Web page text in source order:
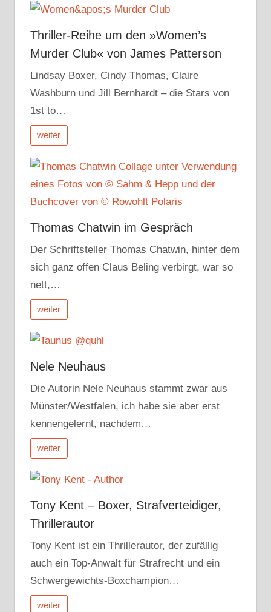
Thriller-Reihe um den »Women’s
Murder Club« von James Patterson
Lindsay Boxer, Cindy Thomas, Claire
Washburn und Jill Bernhardt – die Stars von
1st to…
weiter
Thomas Chatwin im Gespräch
Der Schriftsteller Thomas Chatwin, hinter dem
sich ganz offen Claus Beling verbirgt, war so
nett,…
weiter
Nele Neuhaus
Die Autorin Nele Neuhaus stammt zwar aus
Münster/Westfalen, ich habe sie aber erst
kennengelernt, nachdem…
weiter
Tony Kent – Boxer, Strafverteidiger,
Thrillerautor
Tony Kent ist ein Thrillerautor, der zufällig
auch ein Top-Anwalt für Strafrecht und ein
Schwergewichts-Boxchampion…
weiter